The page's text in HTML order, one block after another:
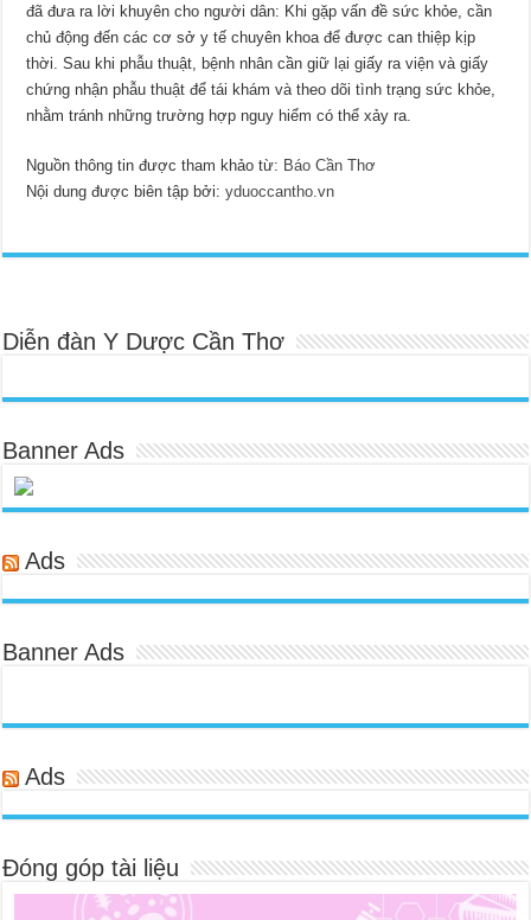
đã đưa ra lời khuyên cho người dân: Khi gặp vấn đề sức khỏe, cần
chủ động đến các cơ sở y tế chuyên khoa để được can thiệp kịp
thời. Sau khi phẫu thuật, bệnh nhân cần giữ lại giấy ra viện và giấy
chứng nhận phẫu thuật để tái khám và theo dõi tình trạng sức khỏe,
nhằm tránh những trường hợp nguy hiểm có thể xảy ra.
Nguồn thông tin được tham khảo từ: Báo Cần Thơ
Nội dung được biên tập bởi:yduoccantho.vn
Diễn đàn Y Dược Cần Thơ
Banner Ads
Ads
Banner Ads
Ads
Đóng góp tài liệu